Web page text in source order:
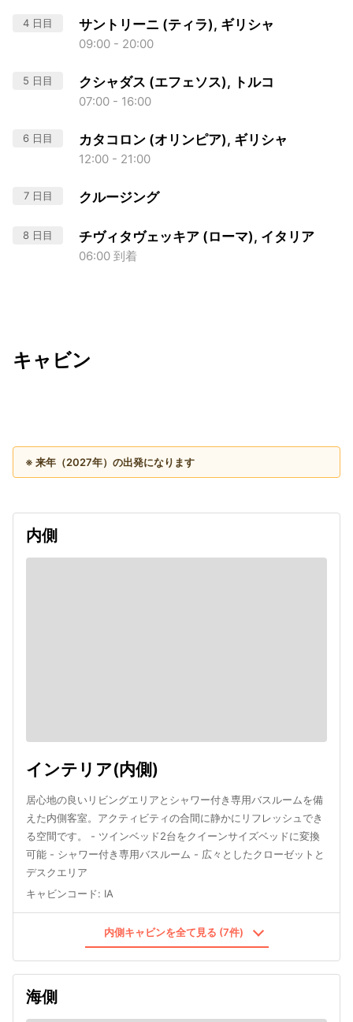
4 日目 サントリーニ (ティラ), ギリシャ
09:00 - 20:00
5 日目 クシャダス (エフェソス), トルコ
07:00 - 16:00
6 日目 カタコロン (オリンピア), ギリシャ
12:00 - 21:00
7 日目 クルージング
8 日目 チヴィタヴェッキア (ローマ), イタリア
06:00 到着
キャビン
※ 来年（2027年）の出発になります
内側
インテリア(内側)
居心地の良いリビングエリアとシャワー付き専用バスルームを備
えた内側客室。アクティビティの合間に静かにリフレッシュでき
る空間です。 - ツインベッド2台をクイーンサイズベッドに変換
可能 - シャワー付き専用バスルーム - 広々としたクローゼットと
デスクエリア
キャビンコード: IA
内側キャビンを全て見る (7件)
海側